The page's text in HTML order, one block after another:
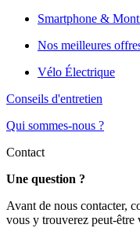
Smartphone &
Nos meilleures
Vélo Électrique
Conseils d'entretien
Qui sommes-nous ?
Contact
Une question ?
Avant de nous contacter,
vous y trouverez peut-être